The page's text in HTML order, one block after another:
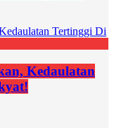
Kedaulatan